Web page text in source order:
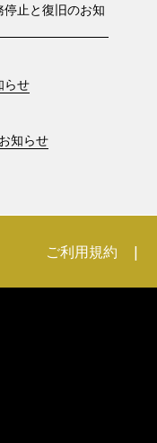
停止と復旧のお知
らせ
知らせ
ご利用規約